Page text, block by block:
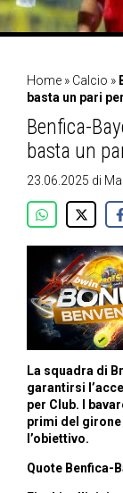
Home » Calcio »
basta un pari
Benfica-
basta un
23.06.2025 di
La squadra di
garantirsi
per Club. I
primi del
l’obiettivo.
Quote Benfica-